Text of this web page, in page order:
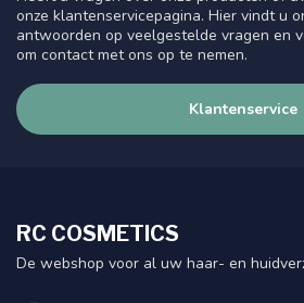
onze klantenservicepagina. Hier vindt u
antwoorden op veelgestelde vragen en
om contact met ons op te nemen.
Klantenservice
RC COSMETICS
De webshop voor al uw haar- en